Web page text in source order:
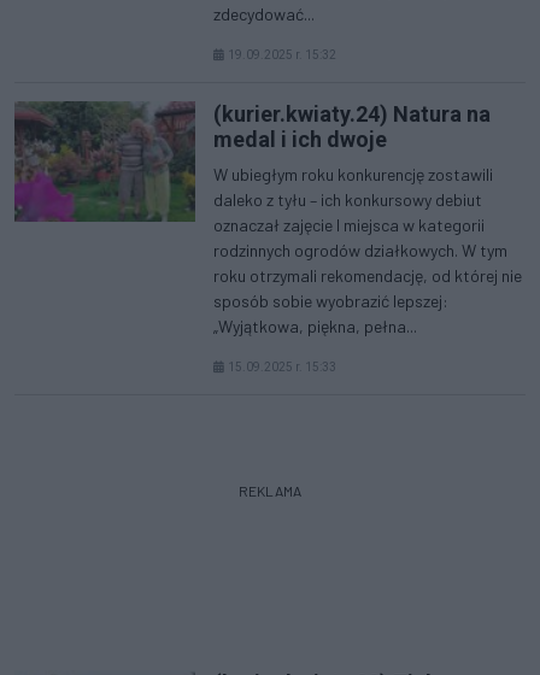
zdecydować...
19.09.2025 r. 15:32
(kurier.kwiaty.24) Natura na
medal i ich dwoje
W ubiegłym roku konkurencję zostawili
daleko z tyłu – ich konkursowy debiut
oznaczał zajęcie I miejsca w kategorii
rodzinnych ogrodów działkowych. W tym
roku otrzymali rekomendację, od której nie
sposób sobie wyobrazić lepszej:
„Wyjątkowa, piękna, pełna...
15.09.2025 r. 15:33
REKLAMA